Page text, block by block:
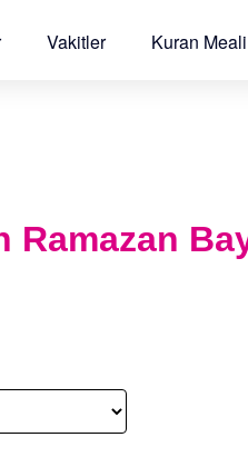
Vakitler Kuran Meali